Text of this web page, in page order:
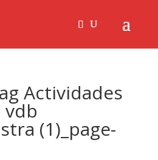
Actividades
vdb
(1)_page-